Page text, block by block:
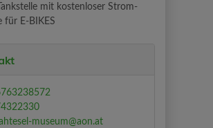
mit kostenloser Strom-
für E-BIKES
museum@aon.at